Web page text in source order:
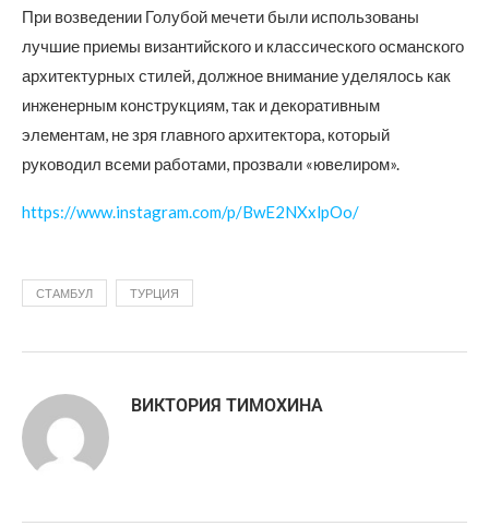
При возведении Голубой мечети были использованы
лучшие приемы византийского и классического османского
архитектурных стилей, должное внимание уделялось как
инженерным конструкциям, так и декоративным
элементам, не зря главного архитектора, который
руководил всеми работами, прозвали «ювелиром».
https://www.instagram.com/p/BwE2NXxlpOo/
СТАМБУЛ ТУРЦИЯ
ВИКТОРИЯ ТИМОХИНА